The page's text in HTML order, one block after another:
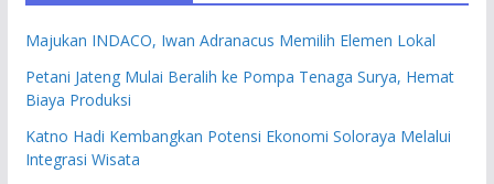
Majukan INDACO, Iwan Adranacus Memilih Elemen Lokal
Petani Jateng Mulai Beralih ke Pompa Tenaga Surya, Hemat
Biaya Produksi
Katno Hadi Kembangkan Potensi Ekonomi Soloraya Melalui
Integrasi Wisata